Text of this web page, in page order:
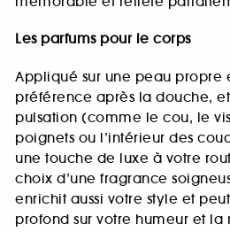
Les parfums pour le corps
Appliqué sur une peau propre
préférence après la douche,
pulsation (comme le cou, le
poignets ou l’intérieur des
une touche de luxe à votre
choix d’une fragrance
enrichit aussi votre style et
profond sur votre humeur et la